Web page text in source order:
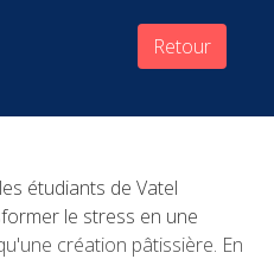
Retour
étudiants de Vatel
le stress en une
création pâtissière. En